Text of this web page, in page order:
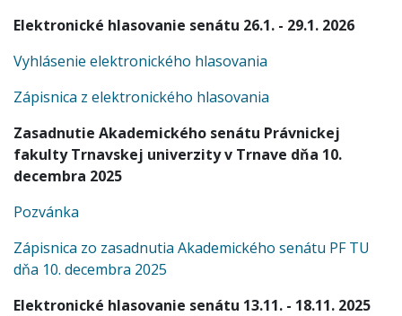
Elektronické hlasovanie senátu 26.1. - 29.1. 2026
Vyhlásenie elektronického hlasovania
Zápisnica z elektronického hlasovania
Zasadnutie Akademického senátu Právnickej
fakulty Trnavskej univerzity v Trnave dňa 10.
decembra 2025
Pozvánka
Zápisnica zo zasadnutia Akademického senátu PF TU
dňa 10. decembra 2025
Elektronické hlasovanie senátu 13.11. - 18.11. 2025